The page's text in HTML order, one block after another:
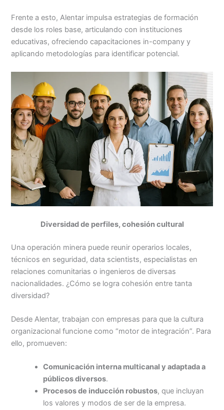
Frente a esto, Alentar impulsa estrategias de formación
desde los roles base, articulando con instituciones
educativas, ofreciendo capacitaciones in-company y
aplicando metodologías para identificar potencial.
Diversidad de perfiles, cohesión cultural
Una operación minera puede reunir operarios locales,
técnicos en seguridad, data scientists, especialistas en
relaciones comunitarias o ingenieros de diversas
nacionalidades. ¿Cómo se logra cohesión entre tanta
diversidad?
Desde Alentar, trabajan con empresas para que la cultura
organizacional funcione como “motor de integración”. Para
ello, promueven:
Comunicación interna multicanal y adaptada a
públicos diversos.
Procesos de inducción robustos, que incluyan
los valores y modos de ser de la empresa.